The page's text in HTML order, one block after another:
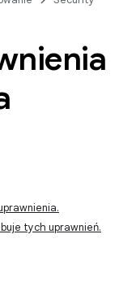
tych uprawnień.